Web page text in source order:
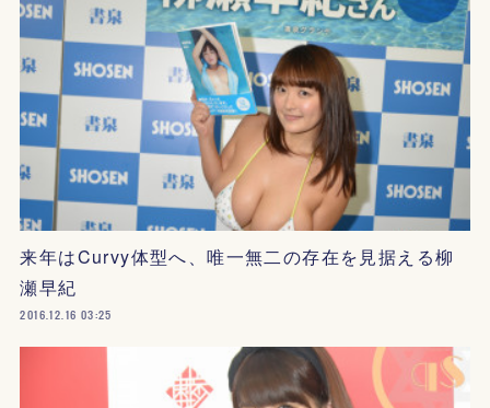
来年はCurvy体型へ、唯一無二の存在を見据える柳
瀬早紀
2016.12.16 03:25